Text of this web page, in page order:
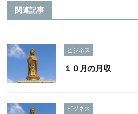
関連記事
ビジネス
１０月の月収
ビジネス